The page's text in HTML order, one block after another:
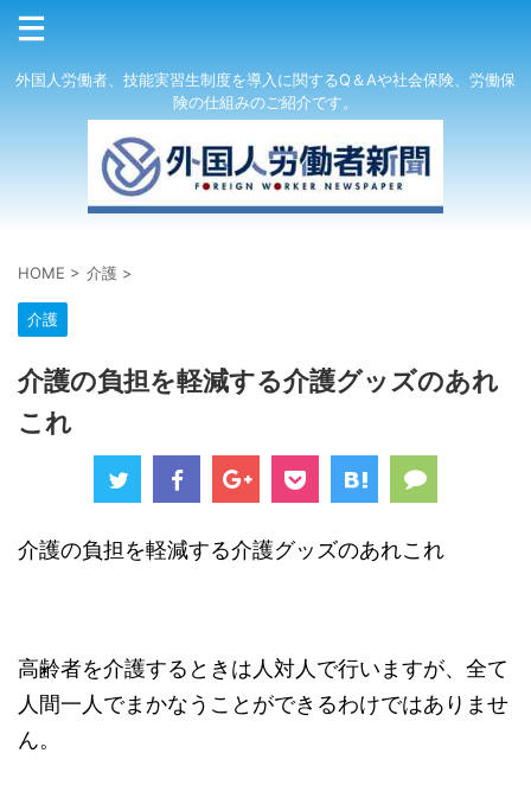
外国人労働者、技能実習生制度を導入に関するQ＆Aや社会保険、労働保
険の仕組みのご紹介です。
HOME > 介護 >
介護
介護の負担を軽減する介護グッズのあれ
これ
介護の負担を軽減する介護グッズのあれこれ
高齢者を介護するときは人対人で行いますが、全て
人間一人でまかなうことができるわけではありませ
ん。